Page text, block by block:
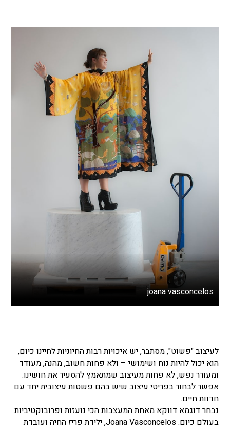
joana vasconcelos
לעיצוב "פשוט", מסתבר, יש איכויות רבות החיוניות לחיינו כיום,
הוא יכול להיות נוח ושימושי – ולא פחות חשוב, מהנה, מעודד
ומעורר נפש, לא פחות מעיצוב שמתאמץ להסעיר את חושינו.
אפשר לבחור בפריטי עיצוב שיש בהם פשטות עיצובית יחד עם
חדוות חיים.
נבחר דוגמא דווקא מאחת המעצבות הכי נועזות ופרובוקטיביות
בעולם כיום. Joana Vasconcelos, ילידת פריז החיה ועובדת